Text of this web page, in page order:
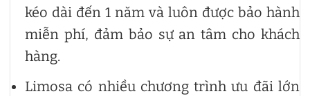
kéo dài đến 1 năm và luôn được bảo hành
miễn phí, đảm bảo sự an tâm cho khách
hàng.
Limosa có nhiều chương trình ưu đãi lớn